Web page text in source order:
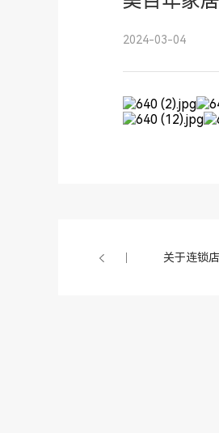
2024-03-04
关于连锁